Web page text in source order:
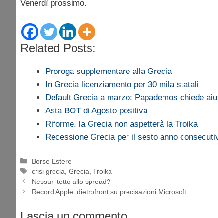
Venerdì prossimo.
Related Posts:
Proroga supplementare alla Grecia
In Grecia licenziamento per 30 mila statali
Default Grecia a marzo: Papademos chiede
Asta BOT di Agosto positiva
Riforme, la Grecia non aspetterà la Troika
Recessione Grecia per il sesto anno
Categorie
Borse Estere
Tag
crisi grecia ,Grecia ,Troika
Nessun tetto allo spread?
Record Apple: dietrofront su precisazioni Microsoft